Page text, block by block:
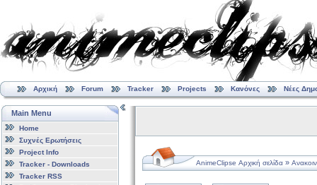
Αρχική Forum Tracker Projects Κανόνες Νέες
Main Menu
Home
Συχνές Ερωτήσεις
Project Info
Tracker - Downloads
Tracker RSS
AnimeClipse Αρχική σελίδα »